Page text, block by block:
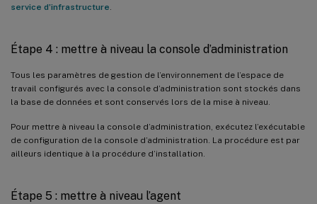
service d’infrastructure.
Étape 4 : mettre à niveau la console d’administration
Tous les paramètres de gestion de l’environnement de l’espace de
travail configurés avec la console d’administration sont stockés dans
la base de données et sont conservés lors de la mise à niveau.
Pour mettre à niveau la console d’administration, exécutez l’exécutable
de configuration de la console d’administration. La procédure est par
ailleurs identique à la procédure d’installation.
Étape 5 : mettre à niveau l’agent